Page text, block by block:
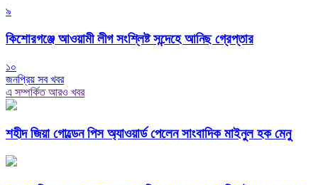
৯
কিশোরগঞ্জে আওয়ামী লীগ সংশ্লিষ্ট সন্দেহে আনিছ গ্রেপ্তার
১০
জনপ্রিয় সব খবর
এ সম্পর্কিত আরও খবর
শহীদ জিয়া গোল্ডেন পিস অ্যাওয়ার্ড পেলেন সাংবাদিক মাইনুল হক মেনু